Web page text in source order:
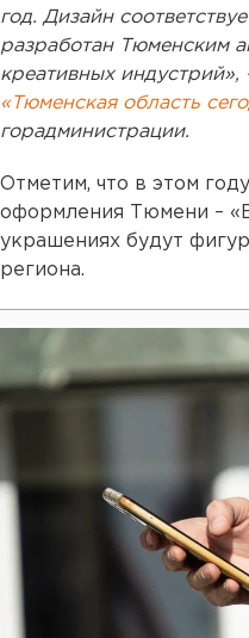
год. Дизайн
разработан Тюменским
креативных индустрий»,
«Тюменская область
горадминистрации.
Отметим, что в этом
оформления Тюмени –
украшениях будут
региона.